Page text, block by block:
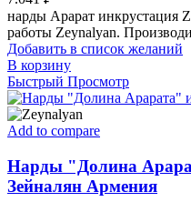
нарды Арарат инкрустация
работы Zeynalyan.
Добавить в список желаний
В корзину
Быстрый Просмотр
Add to compare
Нарды "Долина
Зейналян Армения